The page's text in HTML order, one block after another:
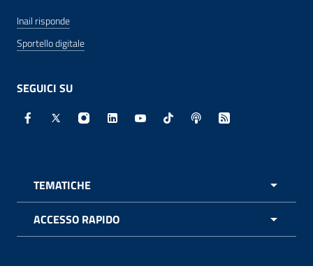
Inail risponde
Sportello digitale
SEGUICI SU
Facebook - Sito esterno - Apertura in nuova finestra
X - Sito esterno - Apertura in nuova finestra
Instagram - Sito esterno - Apertura in
Linkedin - Sito esterno - Apertura in
Youtube - Sito esterno -
TikTok - Sito esterno -
Spreaker - Sito
Feed RSS -
TEMATICHE
ACCESSO RAPIDO